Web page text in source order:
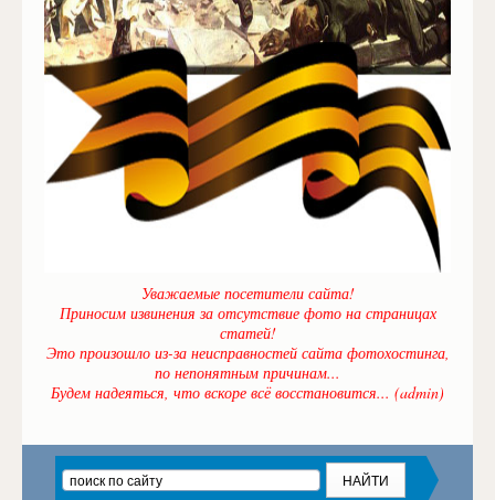
Уважаемые посетители сайта!
Приносим извинения за отсутствие фото на страницах
статей!
Это произошло из-за неисправностей сайта фотохостинга,
по непонятным причинам...
Будем надеяться, что вскоре всё восстановится... (admin)